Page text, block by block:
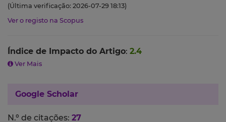
(Última verificação: 2026-07-29 18:13)
Ver o registo na Scopus
Índice de Impacto do Artigo: 2.4
Ver Mais
Google Scholar
N.º de citações: 27